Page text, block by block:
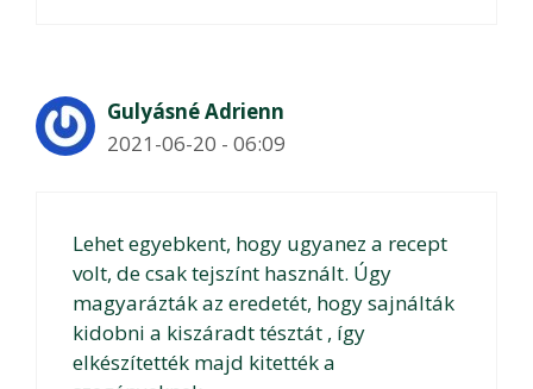
Gulyásné Adrienn
2021-06-20 - 06:09
Lehet egyebkent, hogy ugyanez a recept
volt, de csak tejszínt használt. Úgy
magyarázták az eredetét, hogy sajnálták
kidobni a kiszáradt tésztát , így
elkészítették majd kitették a